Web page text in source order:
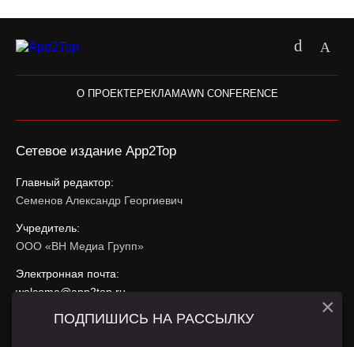
О ПРОЕКТЕ РЕКЛАМАWN CONFERENCE
Сетевое издание App2Top
Главный редактор:
Семенов Александр Георгиевич
Учредитель:
ООО «ВН Медиа Групп»
Электронная почта:
welcome@app2top.ru
При использовании материалов активная ссылка на
ПОДПИШИСЬ НА РАССЫЛКУ ×